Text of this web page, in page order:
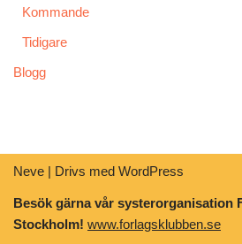
Kommande
Tidigare
Blogg
Neve | Drivs med WordPress
Besök gärna vår systerorganisation
Stockholm! www.forlagsklubben.se